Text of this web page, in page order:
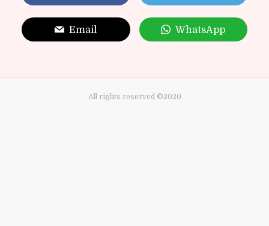
Email WhatsApp
All rights reserved ©2020